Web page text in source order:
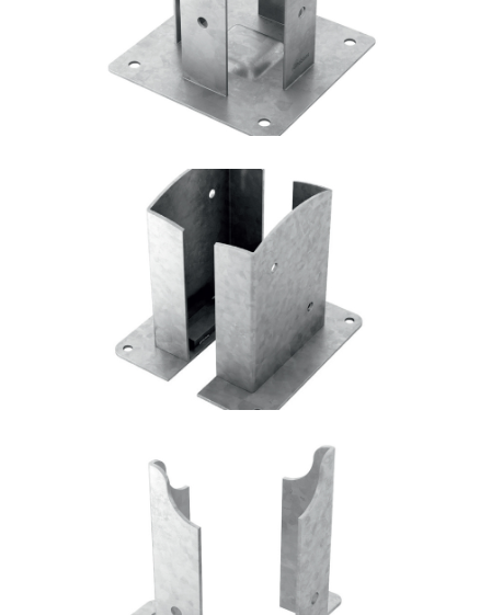
ROTHOBLAAS
Portapilastro TYP FD20
ROTHOBLAAS
Portapilastro TYP FD60